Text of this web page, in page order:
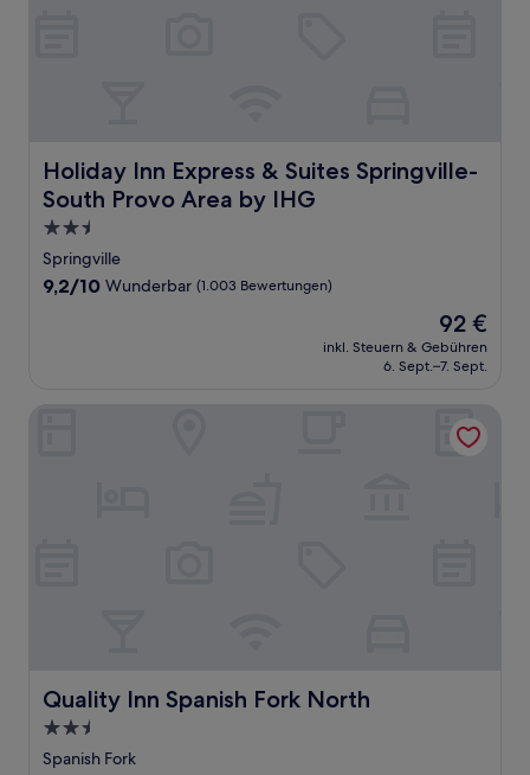
Holiday Inn Express & Suites Springville-
South Provo Area by IHG
Holiday Inn Express & Suites Springville-South Provo
2.5-
Sterne-
Unterkunft
Springville
9.2
9,2/10 Wunderbar (1.003 Bewertungen)
Der
Preis
beträgt
92 €
inkl. Steuern & Gebühren
6. Sept.–7. Sept.
Quality Inn Spanish Fork North
Quality Inn Spanish Fork North
2.5-
Sterne-
Spanish Fork